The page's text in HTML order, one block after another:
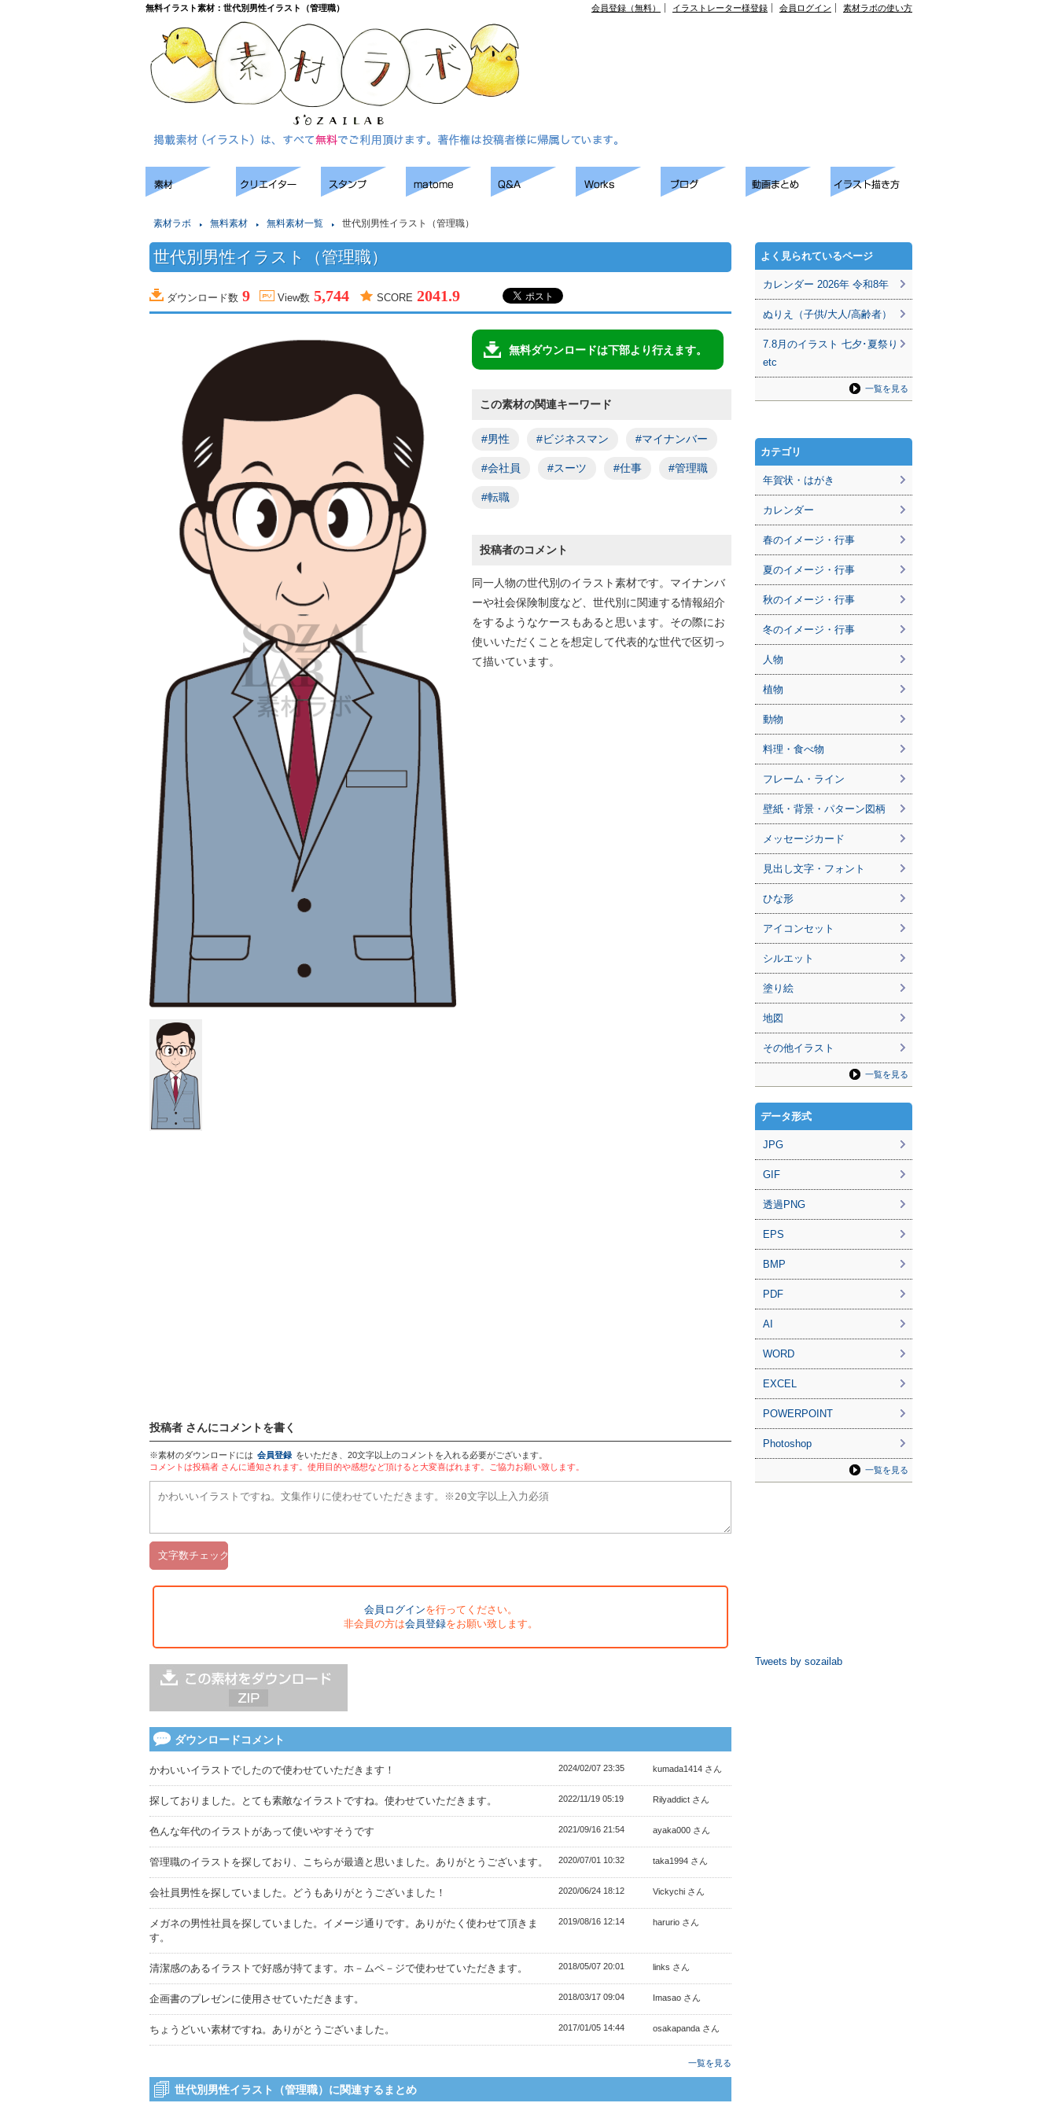
無料イラスト素材：世代別男性イラスト（管理職） 会員登録（無料） イラストレーター様登録 会員ログイン 素材ラボの使い方
素材ラボ 無料素材 無料素材一覧 世代別男性イラスト（管理職）
世代別男性イラスト（管理職）
ダウンロード数 9 View数 5,744 SCORE 2041.9
無料ダウンロードは下部より行えます。
この素材の関連キーワード
#男性 #ビジネスマン #マイナンバー
#会社員 #スーツ #仕事 #管理職
#転職
投稿者のコメント
同一人物の世代別のイラスト素材です。マイナンバ
ーや社会保険制度など、世代別に関連する情報紹介
をするようなケースもあると思います。その際にお
使いいただくことを想定して代表的な世代で区切っ
て描いています。
投稿者 さんにコメントを書く
※素材のダウンロードには 会員登録 をいただき、20文字以上のコメントを入れる必要がございます。
コメントは投稿者 さんに通知されます。使用目的や感想など頂けると大変喜ばれます。ご協力お願い致します。
会員ログインを行ってください。
非会員の方は会員登録をお願い致します。
ダウンロードコメント
かわいいイラストでしたので使わせていただきます！ 2024/02/07 23:35 kumada1414 さん
探しておりました。とても素敵なイラストですね。使わせていただきます。 2022/11/19 05:19 Rilyaddict さん
色んな年代のイラストがあって使いやすそうです 2021/09/16 21:54 ayaka000 さん
管理職のイラストを探しており、こちらが最適と思いました。ありがとうございます。 2020/07/01 10:32 taka1994 さん
会社員男性を探していました。どうもありがとうございました！ 2020/06/24 18:12 Vickychi さん
メガネの男性社員を探していました。イメージ通りです。ありがたく使わせて頂きま
す。
2019/08/16 12:14 harurio さん
清潔感のあるイラストで好感が持てます。ホ－ムペ－ジで使わせていただきます。 2018/05/07 20:01 links さん
企画書のプレゼンに使用させていただきます。 2018/03/17 09:04 Imasao さん
ちょうどいい素材ですね。ありがとうございました。 2017/01/05 14:44 osakapanda さん
一覧を見る
世代別男性イラスト（管理職）に関連するまとめ
よく見られているページ
カレンダー 2026年 令和8年
ぬりえ（子供/大人/高齢者）
7.8月のイラスト 七夕･夏祭り
etc
一覧を見る
カテゴリ
年賀状・はがき
カレンダー
春のイメージ・行事
夏のイメージ・行事
秋のイメージ・行事
冬のイメージ・行事
人物
植物
動物
料理・食べ物
フレーム・ライン
壁紙・背景・パターン図柄
メッセージカード
見出し文字・フォント
ひな形
アイコンセット
シルエット
塗り絵
地図
その他イラスト
一覧を見る
データ形式
JPG
GIF
透過PNG
EPS
BMP
PDF
AI
WORD
EXCEL
POWERPOINT
Photoshop
一覧を見る
Tweets by sozailab